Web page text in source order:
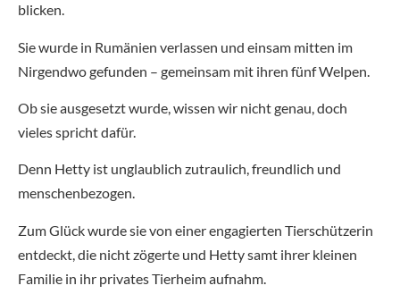
blicken.
Sie wurde in Rumänien verlassen und einsam mitten im
Nirgendwo gefunden – gemeinsam mit ihren fünf Welpen.
Ob sie ausgesetzt wurde, wissen wir nicht genau, doch
vieles spricht dafür.
Denn Hetty ist unglaublich zutraulich, freundlich und
menschenbezogen.
Zum Glück wurde sie von einer engagierten Tierschützerin
entdeckt, die nicht zögerte und Hetty samt ihrer kleinen
Familie in ihr privates Tierheim aufnahm.